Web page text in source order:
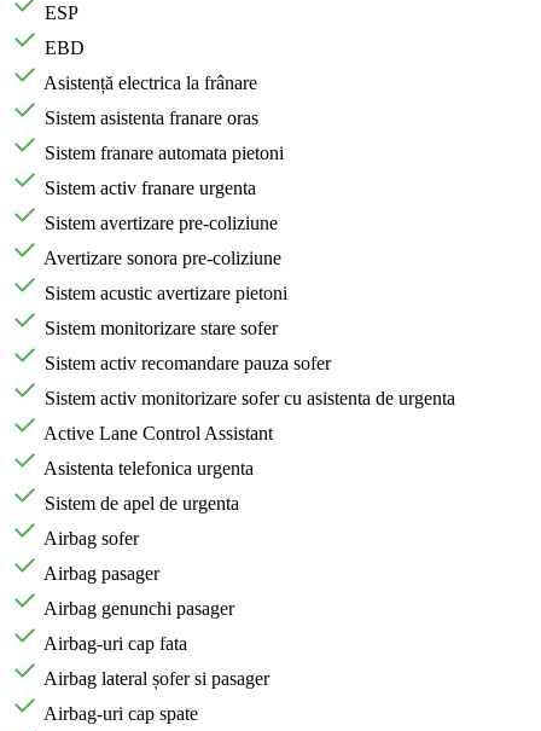
ESP
EBD
Asistență electrica la frânare
Sistem asistenta franare oras
Sistem franare automata pietoni
Sistem activ franare urgenta
Sistem avertizare pre-coliziune
Avertizare sonora pre-coliziune
Sistem acustic avertizare pietoni
Sistem monitorizare stare sofer
Sistem activ recomandare pauza sofer
Sistem activ monitorizare sofer cu asistenta de urgenta
Active Lane Control Assistant
Asistenta telefonica urgenta
Sistem de apel de urgenta
Airbag sofer
Airbag pasager
Airbag genunchi pasager
Airbag-uri cap fata
Airbag lateral șofer si pasager
Airbag-uri cap spate